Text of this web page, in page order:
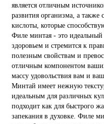
является отличным
развития организма, а
кислоты, которые
Филе минтая - это идеальный
здоровьем и стремится к
полезным свойствам и
отличным компонентом
массу удовольствия вам и
Минтай имеет нежную
идеальным для различных
подходит как для быстрого
запекания в духовке. Филе